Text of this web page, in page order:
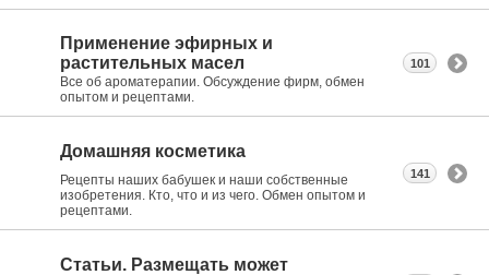
Применение эфирных и
растительных масел
Все об ароматерапии. Обсуждение фирм, обмен
опытом и рецептами.
101
Домашняя косметика
Рецепты наших бабушек и наши собственные
изобретения. Кто, что и из чего. Обмен опытом и
рецептами.
141
Статьи. Размещать может